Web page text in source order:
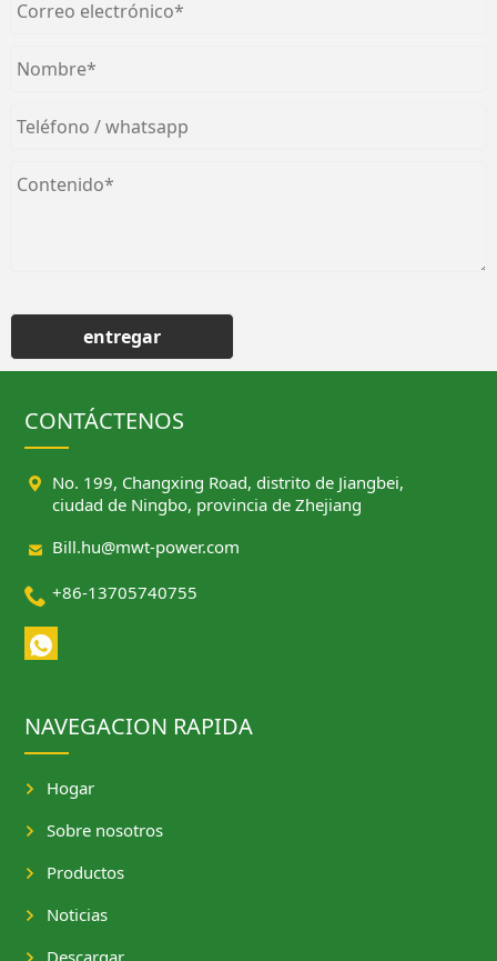
entregar
CONTÁCTENOS
 No. 199, Changxing Road, distrito de Jiangbei,
ciudad de Ningbo, provincia de Zhejiang
 Bill.hu@mwt-power.com
 +86-13705740755
NAVEGACION RAPIDA
Hogar
Sobre nosotros
Productos
Noticias
Descargar